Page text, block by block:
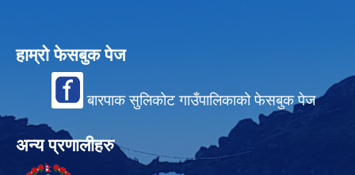
हाम्रो फेसबुक पेज
बारपाक सुलिकोट गाउँपालिकाको फेसबुक पेज
अन्य प्रणालीहरु